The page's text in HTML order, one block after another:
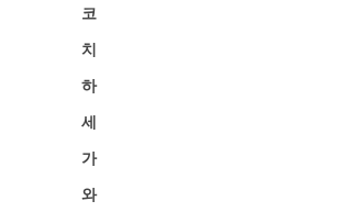
코
치
하
세
가
와